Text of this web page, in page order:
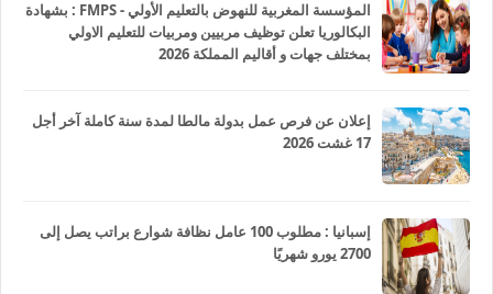
المؤسسة المغربية للنهوض بالتعليم الأولي - FMPS : بشهادة
البكالوريا تعلن توظيف مربيين ومربيات للتعليم الاولي
بمختلف جهات و أقاليم المملكة 2026
إعلان عن فرص عمل بدولة مالطا لمدة سنة كاملة آخر أجل
17 غشت 2026
إسبانيا : مطلوب 100 عامل نظافة شوارع براتب يصل إلى
2700 يورو شهريًا